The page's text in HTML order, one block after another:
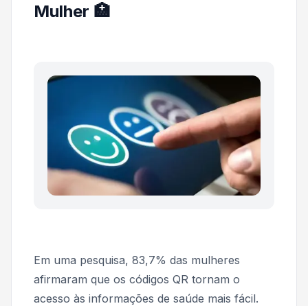
Mulher 🏥
Em uma pesquisa, 83,7% das mulheres
afirmaram que os códigos QR tornam o
acesso às informações de saúde mais fácil.